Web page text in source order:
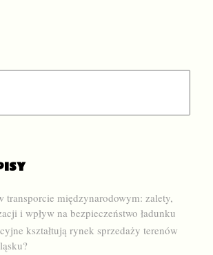
transporcie międzynarodowym: zalety,
i wpływ na bezpieczeństwo ładunku
kształtują rynek sprzedaży terenów